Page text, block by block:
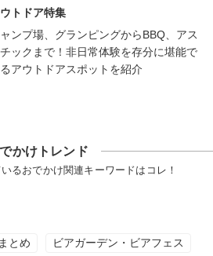
トドア特集
ンプ場、グランピングからBBQ、アス
ックまで！非日常体験を存分に堪能で
アウトドアスポットを紹介
かけトレンド
るおでかけ関連キーワードはコレ！
とめ ビアガーデン・ビアフェス